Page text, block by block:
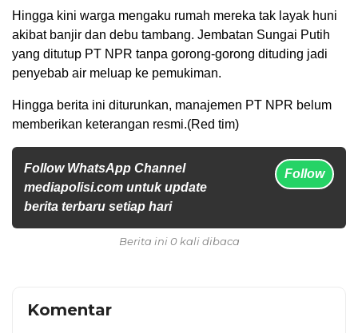
Hingga kini warga mengaku rumah mereka tak layak huni
akibat banjir dan debu tambang. Jembatan Sungai Putih
yang ditutup PT NPR tanpa gorong-gorong dituding jadi
penyebab air meluap ke pemukiman.
Hingga berita ini diturunkan, manajemen PT NPR belum
memberikan keterangan resmi.(Red tim)
Follow WhatsApp Channel
mediapolisi.com untuk update
berita terbaru setiap hari
Follow
Berita ini 0 kali dibaca
Komentar